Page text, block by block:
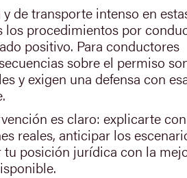
de transporte intenso en
los procedimientos por
positivo. Para conductores
sobre el permiso
y exigen una defensa con
es claro: explicarte con
reales, anticipar los
tu posición jurídica con la